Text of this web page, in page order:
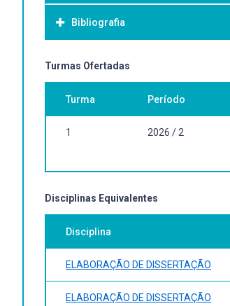
A disciplina tem por objetivo a
Bibliografia
Bibliografia Básica:
A bibliografia depende da relação
Turmas Ofertadas
Turma Período
1 2026 / 2
Disciplinas Equivalentes
Disciplina
ELABORAÇÃO DE DISSERTAÇÃO
ELABORAÇÃO DE DISSERTAÇÃO